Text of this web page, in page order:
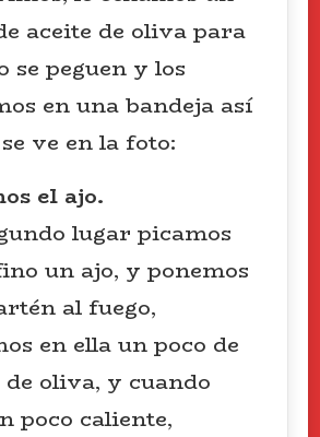
aceite de oliva para
se peguen y los
en una bandeja así
ve en la foto:
el ajo.
lugar picamos
un ajo, y ponemos
al fuego,
en ella un poco de
de oliva, y cuando
poco caliente,